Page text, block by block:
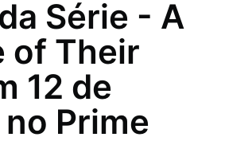
Série - A
of Their
12 de
Prime